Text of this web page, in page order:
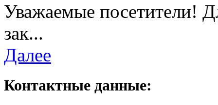
Уважаемые посетители!
зак...
Далее
Контактные данные: